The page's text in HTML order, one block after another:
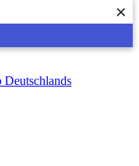
×
Deutschlands